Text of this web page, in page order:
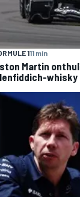
DTM
111 min
Martin
whisky